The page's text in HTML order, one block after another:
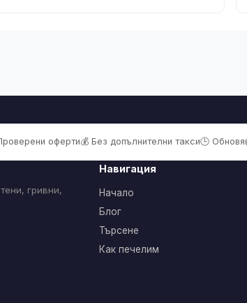
оферти💰 Без допълнителни такси🕒
гривни,
Навигация
Начало
Блог
Търсене
Как печелим